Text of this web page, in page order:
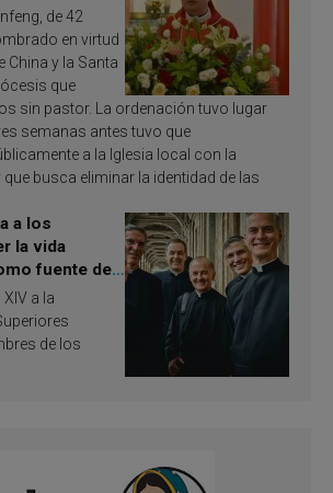
de 42
en virtud
China y la Santa
que
sin pastor. La ordenación tuvo lugar
semanas antes tuvo que
a la Iglesia local con la
busca eliminar la identidad de las
a los
la vida
fuente de
a la
de los